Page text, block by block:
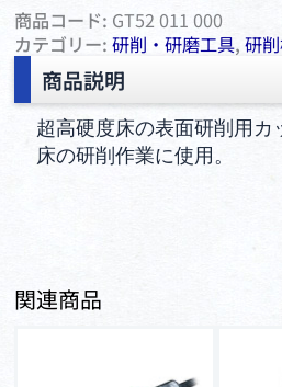
商品コード: GT52 011 000
カテゴリー:研削・研磨⼯具,研
商品説明
超高硬度床の表面研削用
床の研削作業に使用。
関連商品